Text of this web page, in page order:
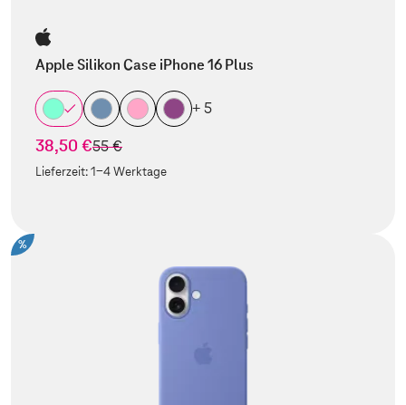
Apple Silikon Case iPhone 16 Plus
+ 5
38,50 €statt
55 €
Lieferzeit:1-4 Werktage
%